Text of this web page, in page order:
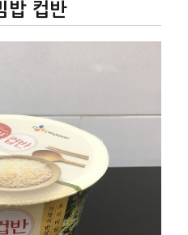
밥 컵반